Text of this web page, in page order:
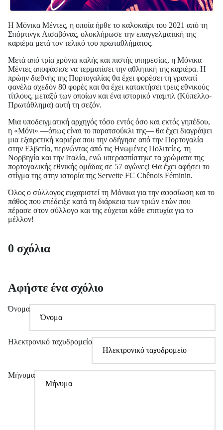
Η Μόνικα Μέντες, η οποία ήρθε το καλοκαίρι του 2021 από τη
Σπόρτινγκ Λισαβόνας, ολοκλήρωσε την επαγγελματική της
καριέρα μετά τον τελικό του πρωταθλήματος.
Μετά από τρία χρόνια καλής και πιστής υπηρεσίας, η Μόνικα
Μέντες αποφάσισε να τερματίσει την αθλητική της καριέρα. Η
πρώην διεθνής της Πορτογαλίας θα έχει φορέσει τη γρανατί
φανέλα σχεδόν 80 φορές και θα έχει κατακτήσει τρεις εθνικούς
τίτλους, μεταξύ των οποίων και ένα ιστορικό νταμπλ (Κύπελλο-
Πρωτάθλημα) αυτή τη σεζόν.
Μια υποδειγματική αρχηγός τόσο εντός όσο και εκτός γηπέδου,
η «Μόνι» —όπως είναι το παρατσούκλι της— θα έχει διαγράψει
μια εξαιρετική καριέρα που την οδήγησε από την Πορτογαλία
στην Ελβετία, περνώντας από τις Ηνωμένες Πολιτείες, τη
Νορβηγία και την Ιταλία, ενώ υπερασπίστηκε τα χρώματα της
πορτογαλικής εθνικής ομάδας σε 57 αγώνες! Θα έχει αφήσει το
στίγμα της στην ιστορία της Servette FC Chênois Féminin.
Όλος ο σύλλογος ευχαριστεί τη Μόνικα για την αφοσίωση και το
πάθος που επέδειξε κατά τη διάρκεια των τριών ετών που
πέρασε στον σύλλογο και της εύχεται κάθε επιτυχία για το
μέλλον!
0 σχόλια
Αφήστε ένα σχόλιο
Όνομα
Ηλεκτρονικό ταχυδρομείο
Μήνυμα